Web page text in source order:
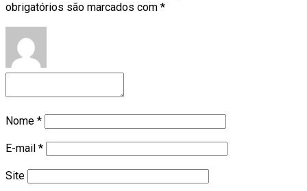
obrigatórios são marcados com *
Nome *
E-mail *
Site